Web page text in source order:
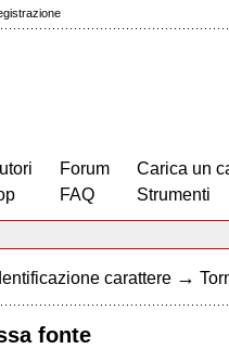
Forum
FAQ
Carica un
Strumenti
carattere →
fonte